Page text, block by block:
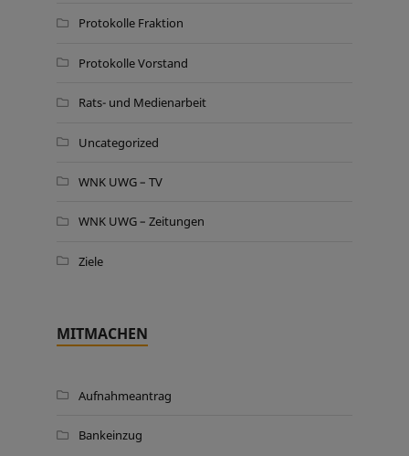
Protokolle Fraktion
Protokolle Vorstand
Rats- und Medienarbeit
Uncategorized
WNK UWG – TV
WNK UWG – Zeitungen
Ziele
MITMACHEN
Aufnahmeantrag
Bankeinzug